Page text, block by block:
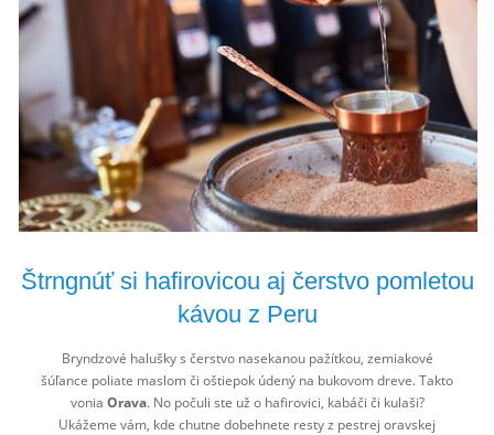
Štrngnúť si hafirovicou aj čerstvo pomletou
kávou z Peru
Bryndzové halušky s čerstvo nasekanou pažítkou, zemiakové
šúľance poliate maslom či oštiepok údený na bukovom dreve. Takto
vonia Orava. No počuli ste už o hafirovici, kabáči či kulaši?
Ukážeme vám, kde chutne dobehnete resty z pestrej oravskej